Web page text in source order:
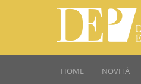
HOME NOVITÀ